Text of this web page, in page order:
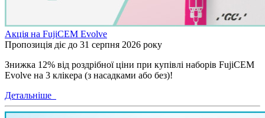
Акція на FujiCEM Evolve
Пропозиція діє до 31 серпня 2026 року
Знижка 12% від роздрібної ціни при купівлі наборів FujiCEM
Evolve на 3 клікера (з насадками або без)!
Детальніше